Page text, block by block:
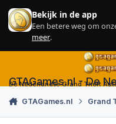
Skip to content
Bekijk in de app
Een betere weg om
meer.
GTAGames.nl - De
De Nederlandse Grand Theft
GTAGames.nl Grand